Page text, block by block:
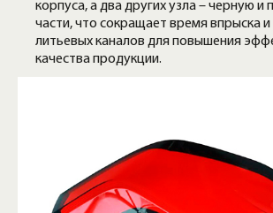
корпуса, а два других узла – черную и
части, что сокращает время впрыска
литьевых каналов для повышения
качества продукции.